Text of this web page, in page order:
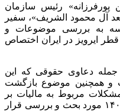
رئیس سازمان
آل محمود الشریف»، سفیر
به بررسی موضوعات و
ایرویز در ایران اختصاص
دعاوی حقوقی که این
و همچنین موضوع بازگشت
مربوط به مالیات بر
ارزش افزوده در سال‌های ۱۴۰۰ تا ۱۴۰۲ مورد بحث و بررسی قرار